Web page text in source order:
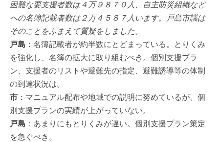
困難な要支援者数は４万９８７０人、自主防災組織など
への名簿記載者数は２万４５８７人います。戸島市議は
そのことをふまえて質疑をしました。
戸島 ：名簿記載者が約半数にとどまっている。とりくみ
を強化し、名簿の拡大に取り組むべき。個別支援プラ
ン、支援者のリストや避難先の指定、避難誘導等の体制
の到達状況は。
市 ：マニュアル配布や地域での説明に努めているが、個
別支援プランの実績が上がっていない。
戸島 ：あまりにもとりくみが遅い。個別支援プラン策定
を急ぐべき。